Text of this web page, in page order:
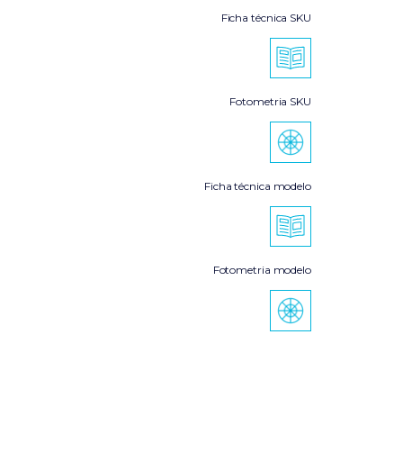
Ficha técnica SKU
Fotometria SKU
Ficha técnica modelo
Fotometria modelo